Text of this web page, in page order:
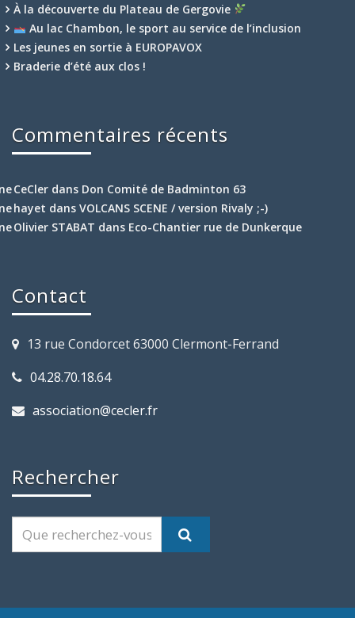
À la découverte du Plateau de Gergovie
Au lac Chambon, le sport au service de l’inclusion
Les jeunes en sortie à EUROPAVOX
Braderie d’été aux clos !
Commentaires récents
CeCler dans Don Comité de Badminton 63
hayet dans VOLCANS SCENE / version Rivaly ;-)
Olivier STABAT dans Eco-Chantier rue de Dunkerque
Contact
13 rue Condorcet 63000 Clermont-Ferrand
04.28.70.18.64
association@cecler.fr
Rechercher